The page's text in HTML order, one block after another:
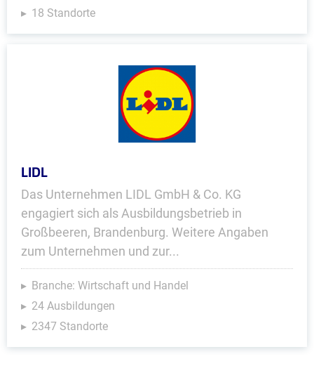
18 Standorte
LIDL
Das Unternehmen LIDL GmbH & Co. KG
engagiert sich als Ausbildungsbetrieb in
Großbeeren, Brandenburg. Weitere Angaben
zum Unternehmen und zur...
Branche: Wirtschaft und Handel
24 Ausbildungen
2347 Standorte